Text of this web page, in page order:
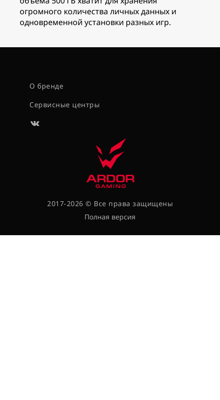
огромного количества личных данных и
одновременной установки разных игр.
О бренде
Сервисные центры
2017-2026 © Все права защищены
Полная версия